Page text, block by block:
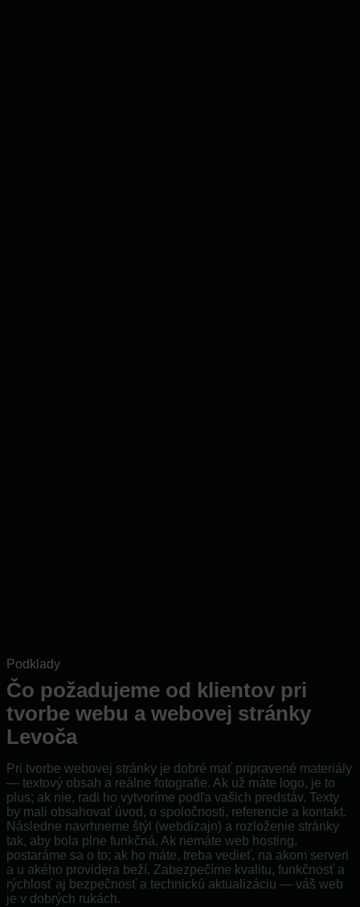
Podklady
Čo požadujeme od klientov pri
tvorbe webu a webovej stránky
Levoča
Pri tvorbe webovej stránky je dobré mať pripravené materiály
— textový obsah a reálne fotografie. Ak už máte logo, je to
plus; ak nie, radi ho vytvoríme podľa vašich predstáv. Texty
by mali obsahovať úvod, o spoločnosti, referencie a kontakt.
Následne navrhneme štýl (webdizajn) a rozloženie stránky
tak, aby bola plne funkčná. Ak nemáte web hosting,
postaráme sa o to; ak ho máte, treba vedieť, na akom serveri
a u akého providera beží. Zabezpečíme kvalitu, funkčnosť a
rýchlosť aj bezpečnosť a technickú aktualizáciu — váš web
je v dobrých rukách.